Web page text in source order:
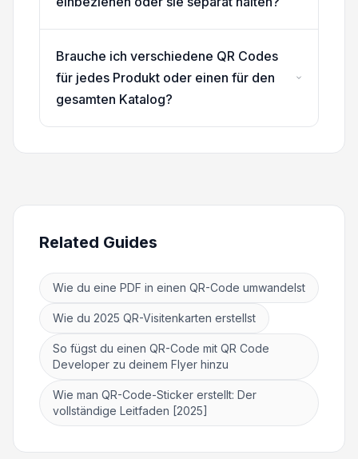
Brauche ich verschiedene QR Codes
für jedes Produkt oder einen für den
gesamten Katalog?
Related Guides
Wie du eine PDF in einen QR-Code umwandelst
Wie du 2025 QR-Visitenkarten erstellst
So fügst du einen QR-Code mit QR Code
Developer zu deinem Flyer hinzu
Wie man QR-Code-Sticker erstellt: Der
vollständige Leitfaden [2025]